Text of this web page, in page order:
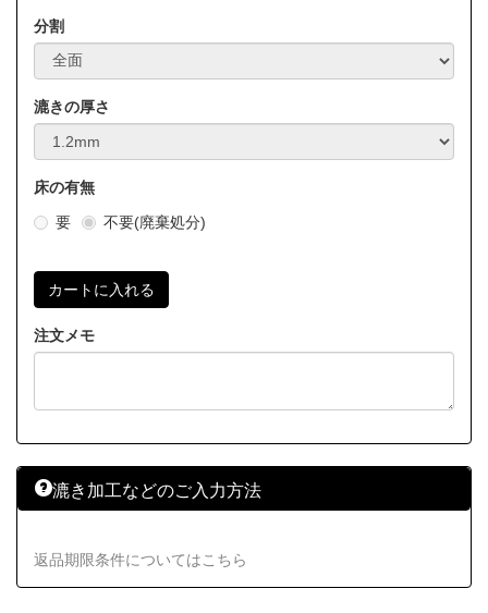
分割
漉きの厚さ
床の有無
要
不要(廃棄処分)
注文メモ
漉き加工などのご入力方法
返品期限条件についてはこちら